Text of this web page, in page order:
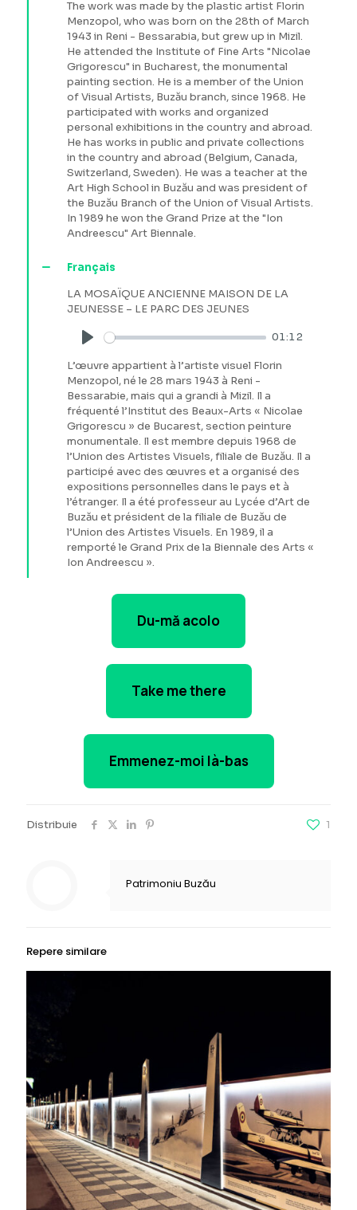
The work was made by the plastic artist Florin
Menzopol, who was born on the 28th of March
1943 in Reni - Bessarabia, but grew up in Mizil.
He attended the Institute of Fine Arts "Nicolae
Grigorescu" in Bucharest, the monumental
painting section. He is a member of the Union
of Visual Artists, Buzău branch, since 1968. He
participated with works and organized
personal exhibitions in the country and abroad.
He has works in public and private collections
in the country and abroad (Belgium, Canada,
Switzerland, Sweden). He was a teacher at the
Art High School in Buzău and was president of
the Buzău Branch of the Union of Visual Artists.
In 1989 he won the Grand Prize at the "Ion
Andreescu" Art Biennale.
Français
LA MOSAÏQUE ANCIENNE MAISON DE LA
JEUNESSE – LE PARC DES JEUNES
Play
01:12
L’œuvre appartient à l’artiste visuel Florin
Menzopol, né le 28 mars 1943 à Reni -
Bessarabie, mais qui a grandi à Mizil. Il a
fréquenté l’Institut des Beaux-Arts « Nicolae
Grigorescu » de Bucarest, section peinture
monumentale. Il est membre depuis 1968 de
l’Union des Artistes Visuels, filiale de Buzău. Il a
participé avec des œuvres et a organisé des
expositions personnelles dans le pays et à
l’étranger. Il a été professeur au Lycée d’Art de
Buzău et président de la filiale de Buzău de
l’Union des Artistes Visuels. En 1989, il a
remporté le Grand Prix de la Biennale des Arts «
Ion Andreescu ».
Du-mă acolo
Take me there
Emmenez-moi là-bas
Distribuie 1
Patrimoniu Buzău
Repere similare